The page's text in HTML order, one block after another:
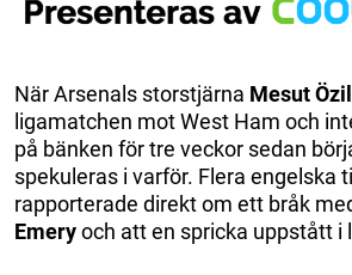
När Arsenals storstjärna Mesut Özil
ligamatchen mot West Ham och
på bänken för tre veckor sedan
spekuleras i varför. Flera engelska
rapporterade direkt om ett bråk
Emeryoch att en spricka uppstått i